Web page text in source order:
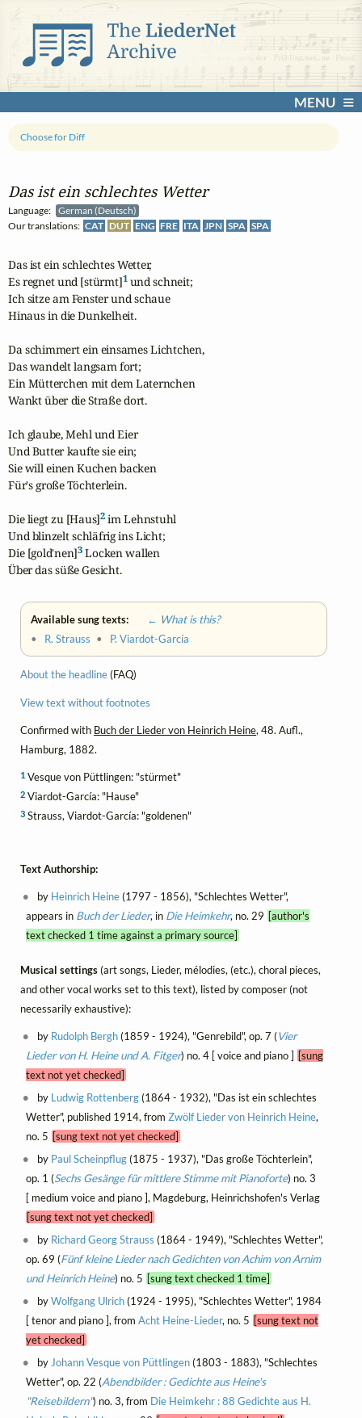
MENU
Das ist ein schlechtes Wetter
Language:
German (Deutsch)
Our translations: CAT DUT ENG FRE ITA JPN SPA SPA
Choose for Diff
Das ist ein schlechtes Wetter,
Es regnet und [stürmt]1 und schneit;
Ich sitze am Fenster und schaue
Hinaus in die Dunkelheit.
Da schimmert ein einsames Lichtchen,
Das wandelt langsam fort;
Ein Mütterchen mit dem Laternchen
Wankt über die Straße dort.
Ich glaube, Mehl und Eier
Und Butter kaufte sie ein;
Sie will einen Kuchen backen
Für's große Töchterlein.
Die liegt zu [Haus]2 im Lehnstuhl
Und blinzelt schläfrig ins Licht;
Die [gold'nen]3 Locken wallen
Über das süße Gesicht.
Available sung texts:
← What is this?
• R. Strauss • P. Viardot-García
About the headline(FAQ)
View text without footnotes
Confirmed with Buch der Lieder von Heinrich Heine, 48. Aufl.,
Hamburg, 1882.
1 Vesque von Püttlingen: "stürmet"
2 Viardot-García: "Hause"
3 Strauss, Viardot-García: "goldenen"
Text Authorship:
by Heinrich Heine(1797 - 1856), "Schlechtes Wetter",
appears in Buch der Lieder, in Die Heimkehr, no. 29 [author's
text checked 1 time against a primary source]
Musical settings(art songs, Lieder, mélodies, (etc.), choral pieces,
and other vocal works set to this text), listed by composer (not
necessarily exhaustive):
by Rudolph Bergh(1859 - 1924), "Genrebild", op. 7 (Vier
Lieder von H. Heine und A. Fitger) no. 4 [ voice and piano ] [sung
text not yet checked]
by Ludwig Rottenberg(1864 - 1932), "Das ist ein schlechtes
Wetter", published 1914, from Zwölf Lieder von Heinrich Heine,
no. 5 [sung text not yet checked]
by Paul Scheinpflug(1875 - 1937), "Das große Töchterlein",
op. 1 (Sechs Gesänge für mittlere Stimme mit Pianoforte) no. 3
[ medium voice and piano ], Magdeburg, Heinrichshofen's Verlag
[sung text not yet checked]
by Richard Georg Strauss (1864 - 1949), "Schlechtes Wetter",
op. 69 (Fünf kleine Lieder nach Gedichten von Achim von Arnim
und Heinrich Heine) no. 5 [sung text checked 1 time]
byWolfgang Ulrich(1924 - 1995), "Schlechtes Wetter", 1984
[ tenor and piano ], from Acht Heine-Lieder, no. 5 [sung text not
yet checked]
by Johann Vesque von Püttlingen(1803 - 1883), "Schlechtes
Wetter", op. 22 (Abendbilder : Gedichte aus Heine's
"Reisebildern") no. 3, from Die Heimkehr : 88 Gedichte aus H.